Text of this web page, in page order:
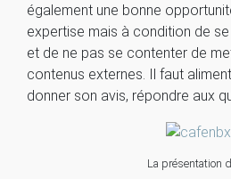
également une bonne
expertise mais à condition de
et de ne pas se contenter de
contenus externes. Il faut
donner son avis, répondre aux
La présentation